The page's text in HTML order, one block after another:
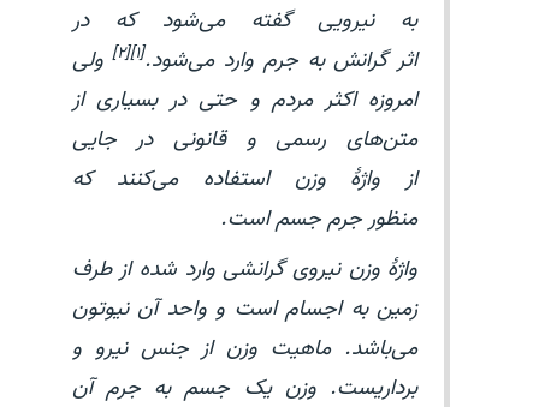
به نیرویی گفته می‌شود که در
اثر گرانش به جرم وارد می‌شود.[۱][۲]
ولی
امروزه اکثر مردم و حتی در بسیاری از
متن‌های رسمی و قانونی در جایی
از واژهٔ وزن استفاده می‌کنند که
منظور جرم جسم است.
واژهٔ وزن نیروی گرانشی وارد شده از طرف
زمین به اجسام است و واحد آن نیوتون
می‌باشد. ماهیت وزن از جنس نیرو و
برداریست. وزن یک جسم به جرم آن